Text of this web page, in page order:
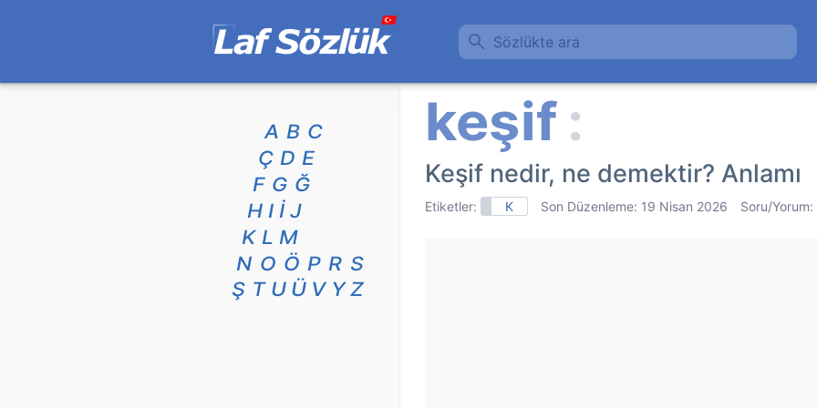
Sözlükte ara
Keşif nedir, ne demektir? Anlamı
Etiketler: K Son Düzenleme: 19 Nisan 2026 Soru/Yorum:
A B C
Ç D E
F G Ğ
H I İ J
K L M
N O Ö P R S
Ş T U Ü V Y Z